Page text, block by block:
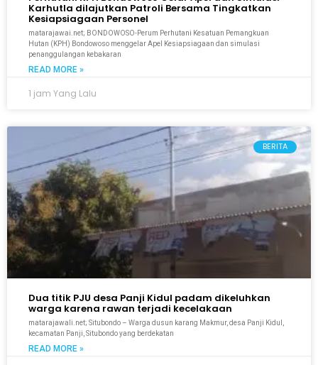
Karhutla dilajutkan Patroli Bersama Tingkatkan
Kesiapsiagaan Personel
matarajawai.net; BONDOWOSO-Perum Perhutani Kesatuan Pemangkuan
Hutan (KPH) Bondowoso menggelar Apel Kesiapsiagaan dan simulasi
penanggulangan kebakaran
READ MORE »
1 jam Yang Lalu
BERITA
Dua titik PJU desa Panji Kidul padam dikeluhkan
warga karena rawan terjadi kecelakaan
matarajawali.net; Situbondo – Warga dusun karang Makmur, desa Panji Kidul,
kecamatan Panji, Situbondo yang berdekatan
READ MORE »